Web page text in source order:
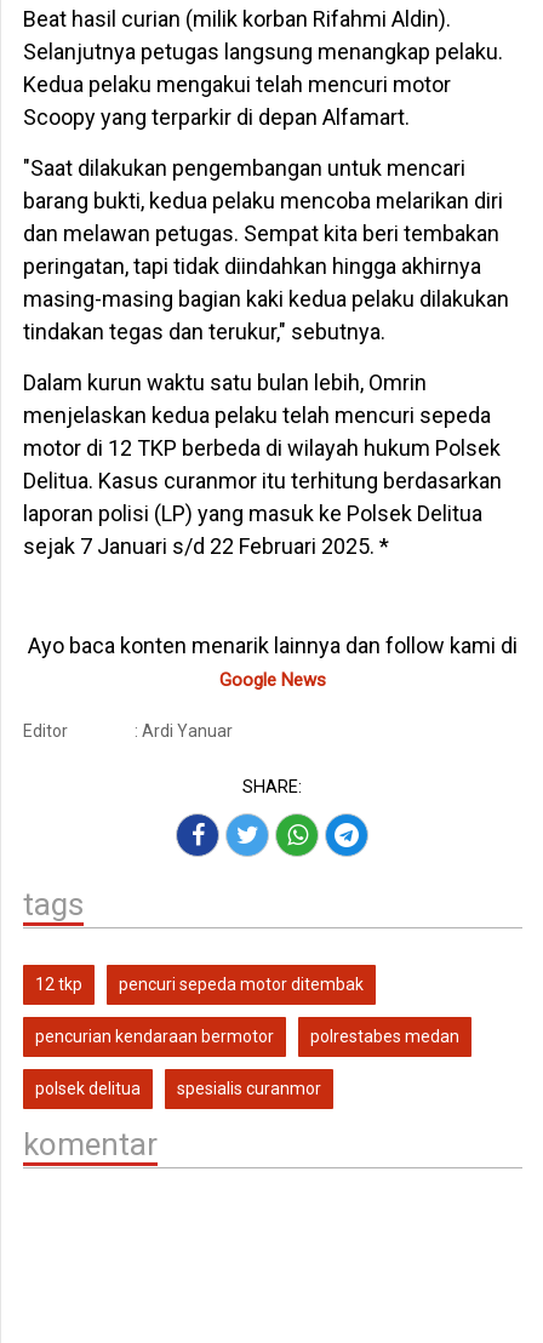
Beat hasil curian (milik korban Rifahmi Aldin).
Selanjutnya petugas langsung menangkap pelaku.
Kedua pelaku mengakui telah mencuri motor
Scoopy yang terparkir di depan Alfamart.
"Saat dilakukan pengembangan untuk mencari
barang bukti, kedua pelaku mencoba melarikan diri
dan melawan petugas. Sempat kita beri tembakan
peringatan, tapi tidak diindahkan hingga akhirnya
masing-masing bagian kaki kedua pelaku dilakukan
tindakan tegas dan terukur," sebutnya.
Dalam kurun waktu satu bulan lebih, Omrin
menjelaskan kedua pelaku telah mencuri sepeda
motor di 12 TKP berbeda di wilayah hukum Polsek
Delitua. Kasus curanmor itu terhitung berdasarkan
laporan polisi (LP) yang masuk ke Polsek Delitua
sejak 7 Januari s/d 22 Februari 2025. *
Ayo baca konten menarik lainnya dan follow kami di
Google News
Editor : Ardi Yanuar
SHARE:
tags
12 tkp pencuri sepeda motor ditembak
pencurian kendaraan bermotor polrestabes medan
polsek delitua spesialis curanmor
komentar